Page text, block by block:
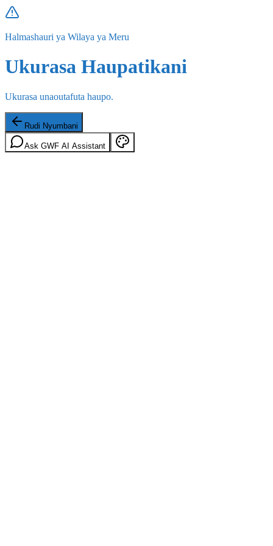
Halmashauri ya Wilaya ya Meru
Ukurasa Haupatikani
Ukurasa unaoutafuta haupo.
Rudi Nyumbani
Ask GWF AI Assistant